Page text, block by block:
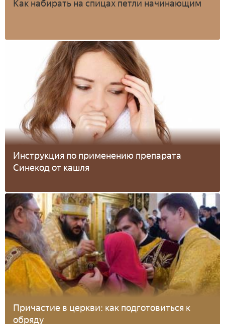
Как набирать на спицах петли начинающим
Инструкция по применению препарата
Синекод от кашля
Причастие в церкви: как подготовиться к
обряду